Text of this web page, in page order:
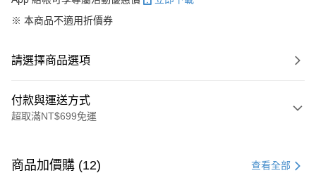
※ 本商品不適用折價券
請選擇商品選項
付款與運送方式
超取滿NT$699免運
信用卡一次付款
商品加價購 (12) 查看全部